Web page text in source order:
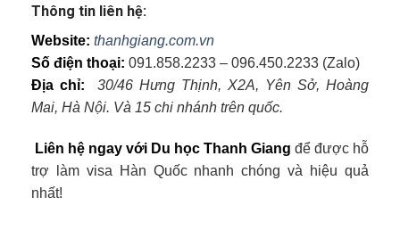
Thông tin liên hệ:
Website: thanhgiang.com.vn
Số điện thoại: 091.858.2233 – 096.450.2233 (Zalo)
Địa chỉ: 30/46 Hưng Thịnh, X2A, Yên Sở, Hoàng
Mai, Hà Nội. Và 15 chi nhánh trên quốc.
Liên hệ ngay với Du học Thanh Giang để được hỗ
trợ làm visa Hàn Quốc nhanh chóng và hiệu quả
nhất!